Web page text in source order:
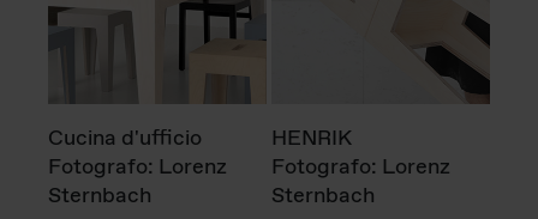
Cucina d'ufficio
Fotografo: Lorenz
Sternbach
HENRIK
Fotografo: Lorenz
Sternbach